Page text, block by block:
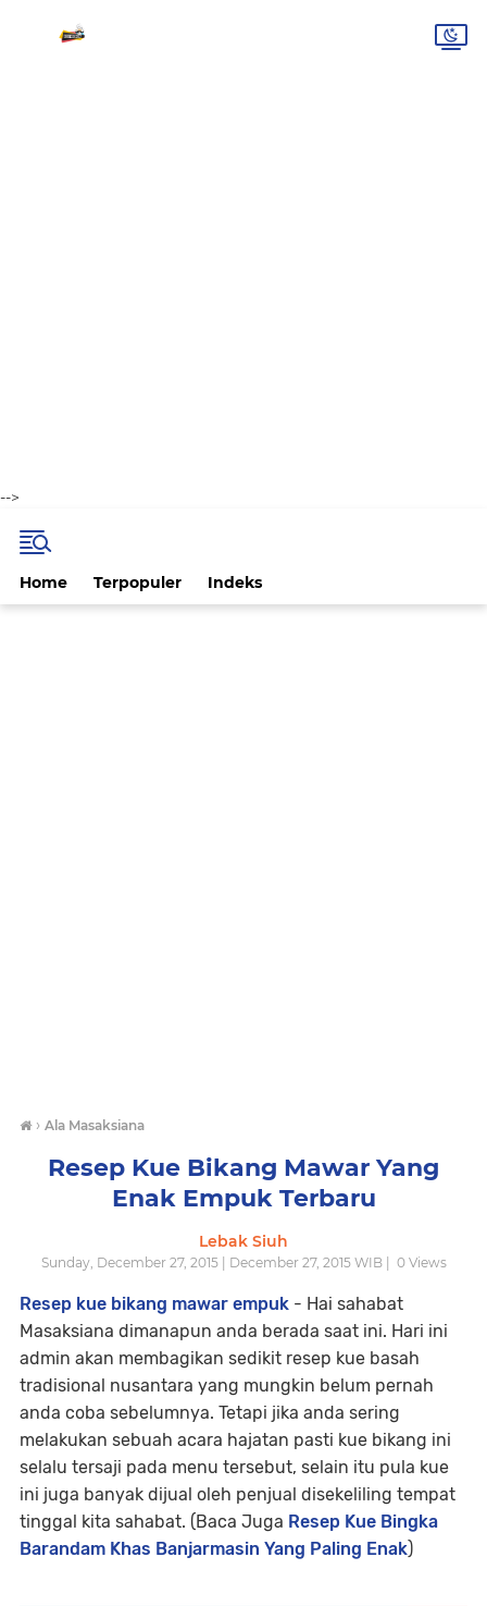
-->
Home Terpopuler Indeks
› Ala Masaksiana
Resep Kue Bikang Mawar Yang
Enak Empuk Terbaru
Lebak Siuh
Sunday, December 27, 2015 | December 27, 2015 WIB | 0Views
Resep kue bikang mawar empuk - Hai sahabat
Masaksiana dimanapun anda berada saat ini. Hari ini
admin akan membagikan sedikit resep kue basah
tradisional nusantara yang mungkin belum pernah
anda coba sebelumnya. Tetapi jika anda sering
melakukan sebuah acara hajatan pasti kue bikang ini
selalu tersaji pada menu tersebut, selain itu pula kue
ini juga banyak dijual oleh penjual disekeliling tempat
tinggal kita sahabat. (Baca Juga Resep Kue Bingka
Barandam Khas Banjarmasin Yang Paling Enak)